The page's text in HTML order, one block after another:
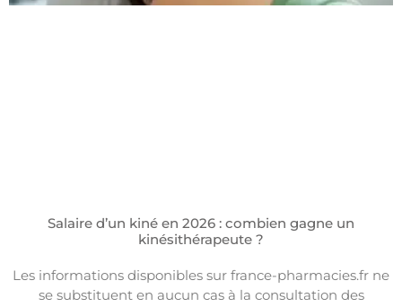
Salaire d’un kiné en 2026 : combien gagne un
kinésithérapeute ?
Les informations disponibles sur france-pharmacies.fr ne
se substituent en aucun cas à la consultation des